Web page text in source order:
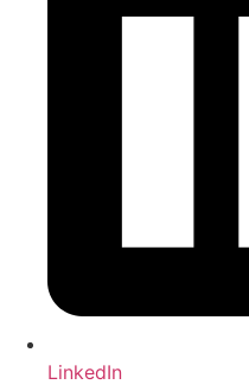
LinkedIn